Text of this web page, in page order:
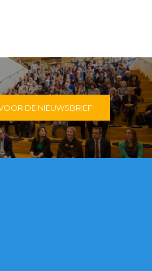
DE NIEUWSBRIEF